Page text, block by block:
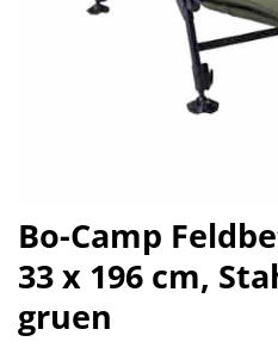
Bo-Camp
33 x 196 cm,
gruen